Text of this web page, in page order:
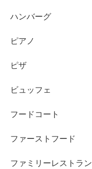
ハンバーグ
ピアノ
ピザ
ビュッフェ
フードコート
ファーストフード
ファミリーレストラン